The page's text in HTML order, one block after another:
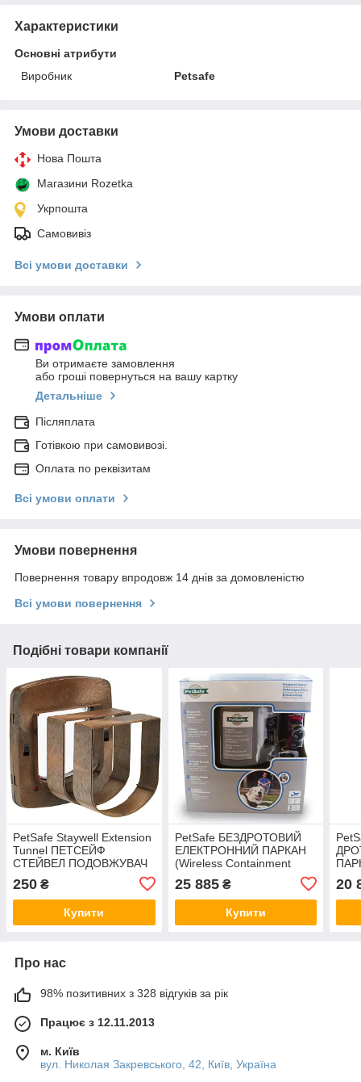
Характеристики
Основні атрибути
Виробник
Petsafe
Умови доставки
Нова Пошта
Магазини Rozetka
Укрпошта
Самовивіз
Всі умови доставки
Умови оплати
Ви отримаєте замовлення
або гроші повернуться на вашу картку
Детальніше
Післяплата
Готівкою при самовивозі.
Оплата по реквізитам
Всі умови оплати
Умови повернення
Повернення товару впродовж 14 днів за домовленістю
Всі умови повернення
Подібні товари компанії
PetSafe Staywell Extension
Tunnel ПЕТСЕЙФ
СТЕЙВЕЛ ПОДОВЖУВАЧ
ТУНЕЛЮ до дверей для
собак та котів
250 ₴
Купити
PetSafe БЕЗДРОТОВИЙ
ЕЛЕКТРОННИЙ ПАРКАН
(Wireless Containment
System) для собак від 3,6
кг
25 885₴
Купити
20
Про нас
98% позитивних з 328 відгуків за рік
Працює з 12.11.2013
м. Київ
вул. Николая Закревського, 42, Київ, Україна